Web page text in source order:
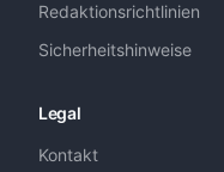
Redaktionsrichtlinien
Sicherheitshinweise
Legal
Kontakt